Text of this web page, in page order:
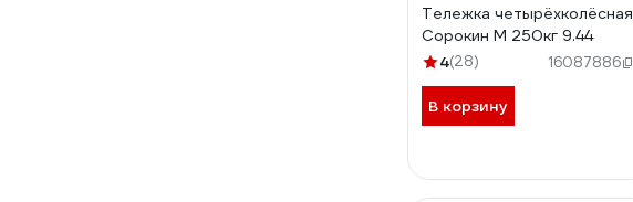
Тележка четырёхколёсная
Сорокин M 250кг 9.44
4(28) 16087886
В корзину